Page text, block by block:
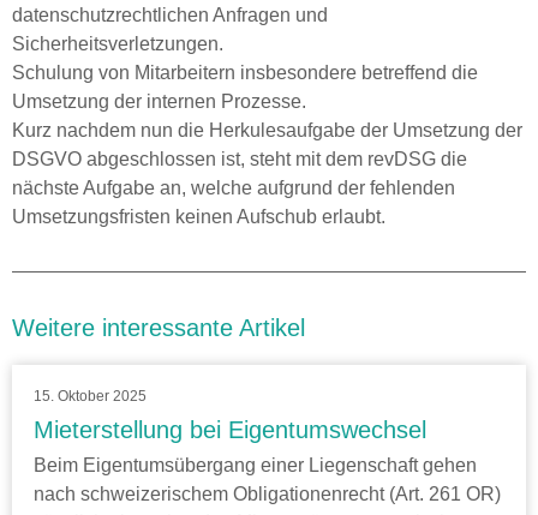
datenschutzrechtlichen Anfragen und
Sicherheitsverletzungen.
Schulung von Mitarbeitern insbesondere betreffend die
Umsetzung der internen Prozesse.
Kurz nachdem nun die Herkulesaufgabe der Umsetzung der
DSGVO abgeschlossen ist, steht mit dem revDSG die
nächste Aufgabe an, welche aufgrund der fehlenden
Umsetzungsfristen keinen Aufschub erlaubt.
Weitere interessante Artikel
15. Oktober 2025
Mieterstellung bei Eigentumswechsel
Beim Eigentumsübergang einer Liegenschaft gehen
nach schweizerischem Obligationenrecht (Art. 261 OR)